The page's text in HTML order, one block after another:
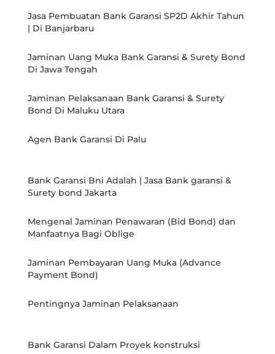
Jasa Pembuatan Bank Garansi SP2D Akhir Tahun
| Di Banjarbaru
Jaminan Uang Muka Bank Garansi & Surety Bond
Di Jawa Tengah
Jaminan Pelaksanaan Bank Garansi & Surety
Bond Di Maluku Utara
Agen Bank Garansi Di Palu
Bank Garansi Bni Adalah | Jasa Bank garansi &
Surety bond Jakarta
Mengenal Jaminan Penawaran (Bid Bond) dan
Manfaatnya Bagi Oblige
Jaminan Pembayaran Uang Muka (Advance
Payment Bond)
Pentingnya Jaminan Pelaksanaan
Bank Garansi Dalam Proyek konstruksi